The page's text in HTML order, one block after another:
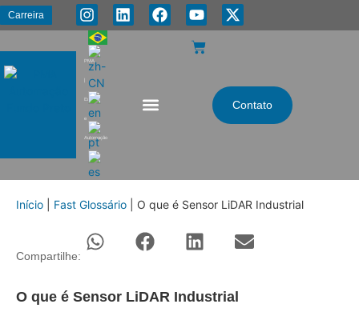
Carreira
PMA
|
Energia
e
Automação
Contato
Início Fast Glossário O que é Sensor LiDAR Industrial
Compartilhe:
O que é Sensor LiDAR Industrial